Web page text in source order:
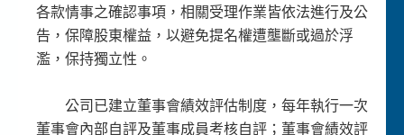
各款情事之確認事項，相關受理作業皆依法進行及公
告，保障股東權益，以避免提名權遭壟斷或過於浮
濫，保持獨立性。
公司已建立董事會績效評估制度，每年執行一次
董事會內部自評及董事成員考核自評；董事會績效評